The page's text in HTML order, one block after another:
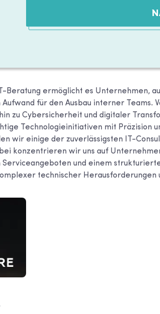
Beratung ermöglicht es Unternehmen,
für den Ausbau interner Teams.
zu Cybersicherheit und digitaler
Technologieinitiativen mit Präzision
wir einige der zuverlässigsten IT-
konzentrieren wir uns auf
Serviceangeboten und einem
technischer Herausforderungen